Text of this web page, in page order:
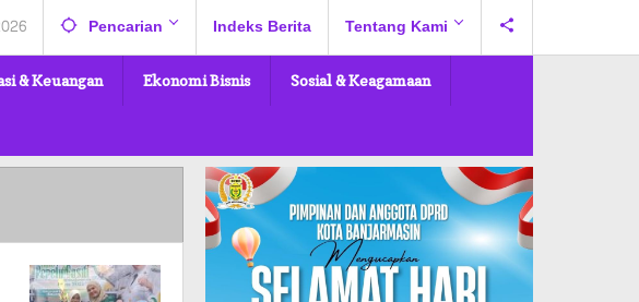
Pencarian Indeks Berita Tentang Kami
& Keuangan Ekonomi Bisnis Sosial & Keagamaan